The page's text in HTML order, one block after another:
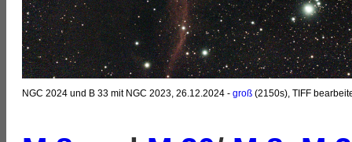
NGC 2024 und B 33 mit NGC 2023, 26.12.2024 - groß (2150s), TIFF